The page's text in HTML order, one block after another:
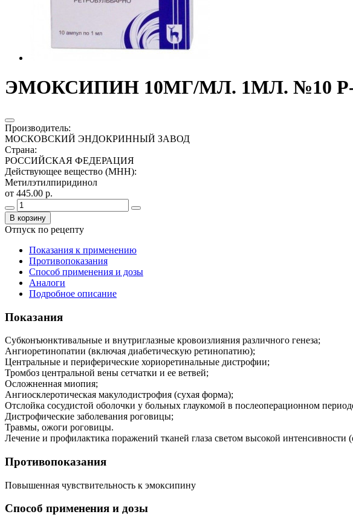
ЭМОКСИПИН 10МГ/МЛ. 1МЛ. №10
Производитель:
МОСКОВСКИЙ ЭНДОКРИННЫЙ ЗАВОД
Страна:
РОССИЙСКАЯ ФЕДЕРАЦИЯ
Действующее вещество (МНН):
Метилэтилпиридинол
от 445.00 р.
В корзину
Отпуск по рецепту
Показания к применению
Противопоказания
Способ применения и дозы
Аналоги
Подробное описание
Показания
Субконъюнктивальные и внутриглазные кровоизлияния различного генеза;
Ангиоретинопатии (включая диабетическую ретинопатию);
Центральные и периферические хориоретинальные дистрофии;
Тромбоз центральной вены сетчатки и ее ветвей;
Осложненная миопия;
Ангиосклеротическая макулодистрофия (сухая форма);
Отслойка сосудистой оболочки у больных глаукомой в послеоперационном
Дистрофические заболевания роговицы;
Травмы, ожоги роговицы.
Лечение и профилактика поражений тканей глаза светом высокой интенсивности
Противопоказания
Повышенная чувствительность к эмоксипину
Способ применения и дозы